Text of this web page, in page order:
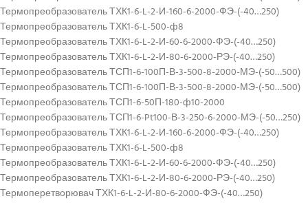
Термопреобразователь ТХК1-6-L-2-И-160-6-2000-ФЭ-(-40…250)
Термопреобразователь ТХК1-6-L-500-ф8
Термопреобразователь ТХК1-6-L-2-И-60-6-2000-ФЭ-(-40…250)
Термопреобразователь ТХК1-6-L-2-И-80-6-2000-РЭ-(-40…250)
Термопреобразователь ТСП1-6-100П-В-3-500-8-2000-МЭ-(-50…500)
Термопреобразователь ТСП1-6-100П-В-3-500-8-2000-МЭ-(-50…500)
Термопреобразователь ТСП1-6-50П-180-ф10-2000
Термопреобразователь ТСП1-6-Pt100-В-3-250-6-2000-МЭ-(-50…250)
Термопреобразователь ТХК1-6-L-2-И-160-6-2000-ФЭ-(-40…250)
Термопреобразователь ТХК1-6-L-500-ф8
Термопреобразователь ТХК1-6-L-2-И-60-6-2000-ФЭ-(-40…250)
Термопреобразователь ТХК1-6-L-2-И-80-6-2000-РЭ-(-40…250)
Термоперетворювач ТХК1-6-L-2-И-80-6-2000-ФЭ-(-40…250)